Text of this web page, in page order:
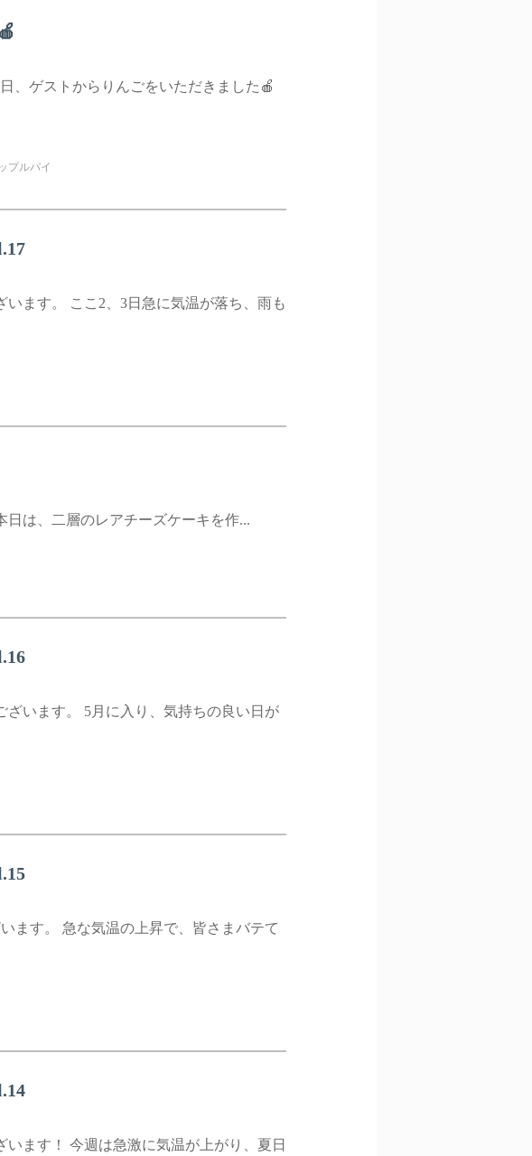
、ゲストからりんごをいただきました🍎
プルパイ
ます。 ここ2、3日急に気温が落ち、雨も
は、二層のレアチーズケーキを作...
います。 5月に入り、気持ちの良い日が
ます。 急な気温の上昇で、皆さまバテて
ます！ 今週は急激に気温が上がり、夏日